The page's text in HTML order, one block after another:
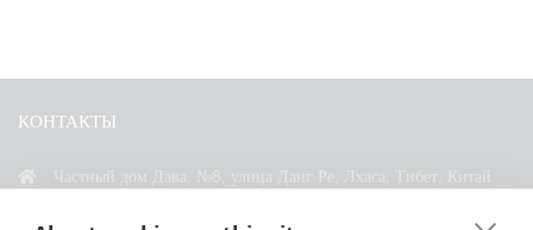
КОНТАКТЫ
Частный дом Дава, №8, улица Данг Ре, Лхаса, Тибет, Китай